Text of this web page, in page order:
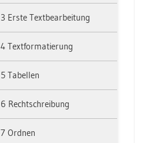
3 Erste Text­be­ar­bei­tung
4 Text­for­ma­tie­rung
5 Ta­bel­len
6 Recht­schrei­bung
7 Ord­nen